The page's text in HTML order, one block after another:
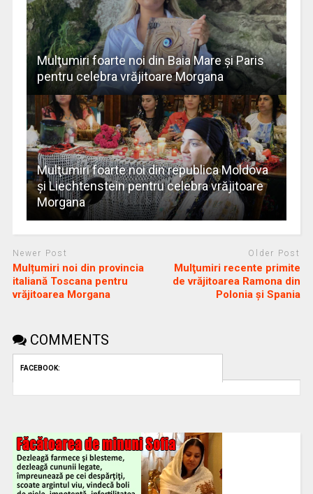
Mulţumiri foarte noi din Baia Mare și Paris
pentru celebra vrăjitoare Morgana
Mulţumiri foarte noi din republica Moldova
și Liechtenstein pentru celebra vrăjitoare
Morgana
Newer Post
Mulțumiri noi din provincia
italiană Toscana pentru
vrăjitoarea Morgana
Older Post
Mulţumiri recente primite
de vrăjitoarea Ramona din
Polonia și Spania
COMMENTS
FACEBOOK: